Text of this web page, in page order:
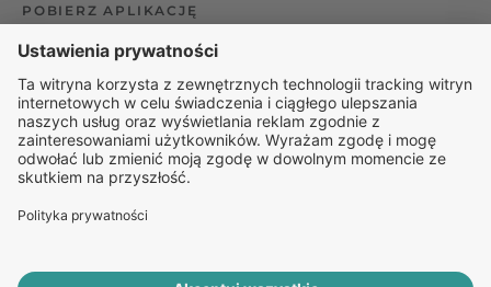
POBIERZ APLIKACJĘ
Organizator udzielania świadczeń telemedycznych jest
podmiotem leczniczym w rozumieniu ustawy z dnia 15
kwietnia 2011 roku o działalności leczniczej, wpisanym do
rejestru podmiotów wykonujących działalność leczniczą pod
numerem: 000000229172.